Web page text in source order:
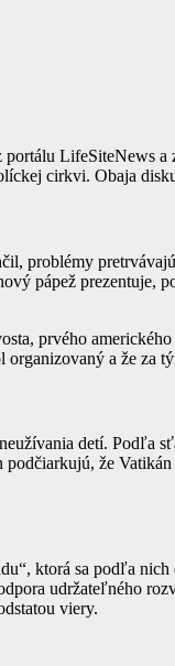
LifeSiteNews
cirkvi. Obaja
problémy
pápež
prvého
a že za
detí.
že
ktorá sa podľa
udržateľného
viery.